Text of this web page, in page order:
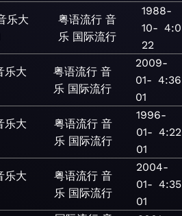
乐大
粤语流行 音
乐 国际流行
1988-
10-
22
4:0
乐大
粤语流行 音
乐 国际流行
2009-
01-
01
4:36
乐大
粤语流行 音
乐 国际流行
1996-
01-
01
4:22
乐大
粤语流行 音
乐 国际流行
2004-
01-
01
4:35